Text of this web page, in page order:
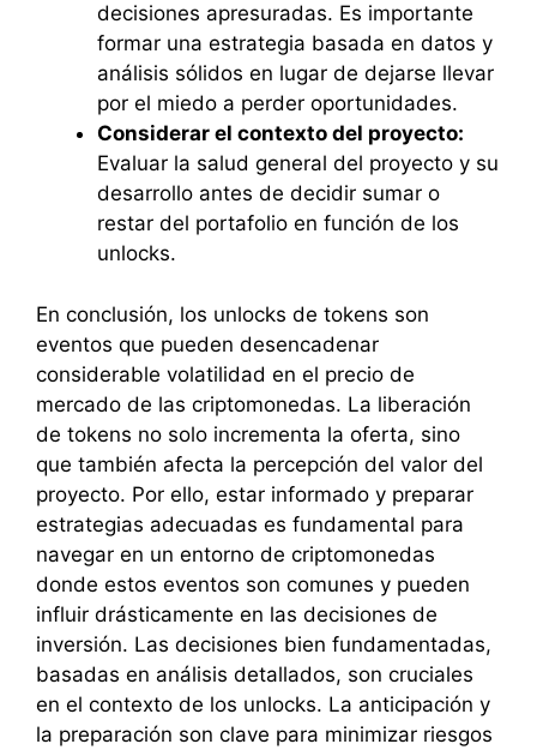
decisiones apresuradas. Es importante
formar una estrategia basada en datos y
análisis sólidos en lugar de dejarse llevar
por el miedo a perder oportunidades.
Considerar el contexto del proyecto:
Evaluar la salud general del proyecto y su
desarrollo antes de decidir sumar o
restar del portafolio en función de los
unlocks.
En conclusión, los unlocks de tokens son
eventos que pueden desencadenar
considerable volatilidad en el precio de
mercado de las criptomonedas. La liberación
de tokens no solo incrementa la oferta, sino
que también afecta la percepción del valor del
proyecto. Por ello, estar informado y preparar
estrategias adecuadas es fundamental para
navegar en un entorno de criptomonedas
donde estos eventos son comunes y pueden
influir drásticamente en las decisiones de
inversión. Las decisiones bien fundamentadas,
basadas en análisis detallados, son cruciales
en el contexto de los unlocks. La anticipación y
la preparación son clave para minimizar riesgos